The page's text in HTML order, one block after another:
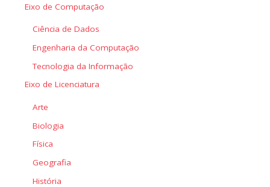
Eixo de Computação
Ciência de Dados
Engenharia da Computação
Tecnologia da Informação
Eixo de Licenciatura
Arte
Biologia
Física
Geografia
História